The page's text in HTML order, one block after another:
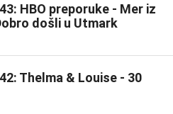
HBO preporuke - Mer iz
došli u Utmark
Thelma & Louise - 30